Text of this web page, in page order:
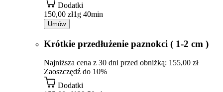
Dodatki
150,00 zł1g 40min
Umów
Krótkie przedłużenie paznokci ( 1-2 cm )
Najniższa cena z 30 dni przed obniżką: 155,00 zł
Zaoszczędź do 10%
Dodatki